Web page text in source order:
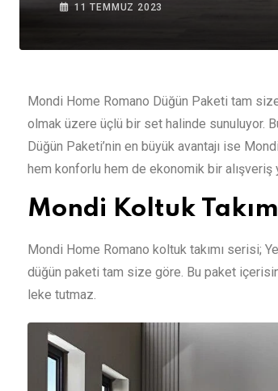
11 TEMMUZ 2023
Mondi Home Romano Düğün Paketi tam
olmak üzere üçlü bir set halinde sunuluyor.
Düğün Paketi’nin en büyük avantajı ise
hem konforlu hem de ekonomik bir alışveriş
Mondi Koltuk
Mondi Home Romano koltuk takımı serisi;
düğün paketi tam size göre. Bu paket
leke tutmaz.